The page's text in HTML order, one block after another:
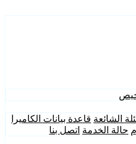
الشائعة قاعدة بيانات الكاميرا
حالة الخدمة اتصل بنا